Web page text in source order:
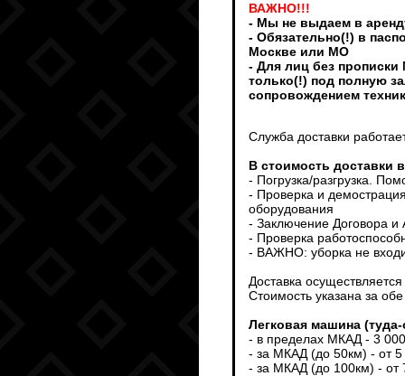
ВАЖНО!!!
- Мы не выдаем в
- Обязательно(!) в
Москве или МО
- Для лиц без
только(!) под полную
сопровождением
Служба доставки
В стоимость доставки
- Погрузка/разгрузка.
- Проверка и
оборудования
- Заключение Договора и
- Проверка
- ВАЖНО: уборка не
Доставка
Стоимость указана за
Легковая машина
- в пределах МКАД - 3
- за МКАД (до 50км) - от 5
- за МКАД (до 100км) - от